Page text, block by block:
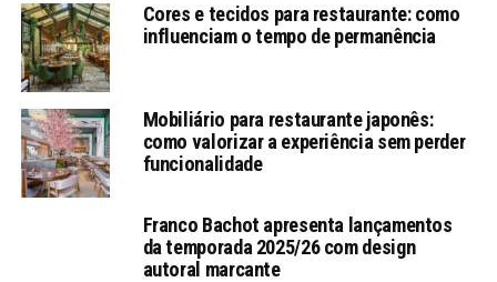
Cores e tecidos para restaurante: como
influenciam o tempo de permanência
Mobiliário para restaurante japonês:
como valorizar a experiência sem perder
funcionalidade
Franco Bachot apresenta lançamentos
da temporada 2025/26 com design
autoral marcante